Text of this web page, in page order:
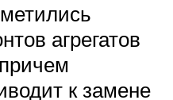
агрегатов
к замене